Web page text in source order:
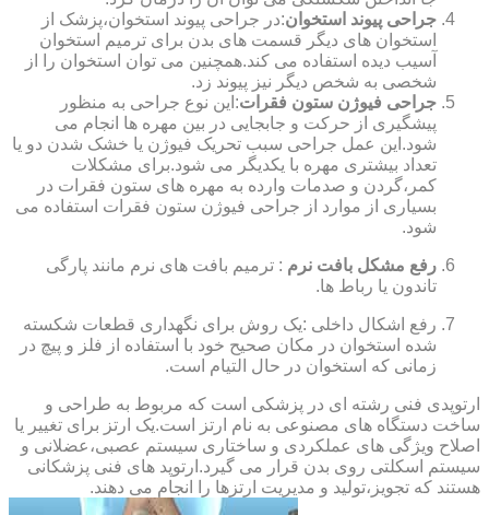
جراحی پیوند استخوان:در جراحی پیوند استخوان،پزشک از
استخوان های دیگر قسمت های بدن برای ترمیم استخوان
آسیب دیده استفاده می کند.همچنین می توان استخوان را از
شخصی به شخص دیگر نیز پیوند زد.
جراحی فیوژن ستون فقرات:این نوع جراحی به منظور
پیشگیری از حرکت و جابجایی در بین مهره ها انجام می
شود.این عمل جراحی سبب تحریک فیوژن یا خشک شدن دو یا
تعداد بیشتری مهره با یکدیگر می شود.برای مشکلات
کمر،گردن و صدمات وارده به مهره های ستون فقرات در
بسیاری از موارد از جراحی فیوژن ستون فقرات استفاده می
شود.
رفع مشکل بافت نرم : ترمیم بافت های نرم مانند پارگی
تاندون یا رباط ها.
رفع اشکال داخلی :یک روش برای نگهداری قطعات شکسته
شده استخوان در مکان صحیح خود با استفاده از فلز و پیچ در
زمانی که استخوان در حال التیام است.
ارتوپدی فنی رشته ای در پزشکی است که مربوط به طراحی و
ساخت دستگاه های مصنوعی به نام ارتز است.یک ارتز برای تغییر یا
اصلاح ویژگی های عملکردی و ساختاری سیستم عصبی،عضلانی و
سیستم اسکلتی روی بدن قرار می گیرد.ارتوپد های فنی پزشکانی
هستند که تجویز،تولید و مدیریت ارتزها را انجام می دهند.